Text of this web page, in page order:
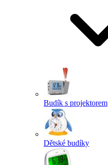
Budík s projektorem
Dětské budíky